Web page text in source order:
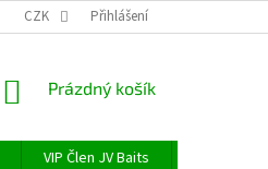
CZK Přihlášení
NÁKUPNÍ
Prázdný košík
VIP Člen JV Baits